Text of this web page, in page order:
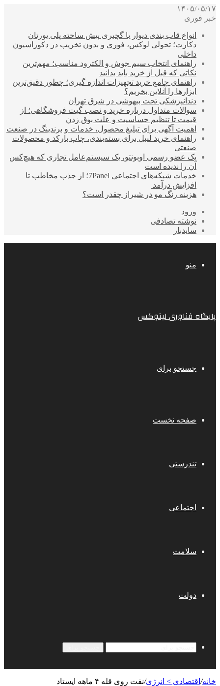
۱۴۰۵/۰۵/۱۷
خبر فوری
انواع قاب بندی دیوار با گچبری پیش ساخته پلی یورتان
دکارت؛ تحولی لوکس، فوری و بدون تخریب در دکوراسیون
داخلی
راهنمای انتخاب سیم جوش و الکترود مناسب؛ مهم‌ترین
نکاتی که قبل از خرید باید بدانید
راهنمای جامع خرید تجهیزات اندازه گیری؛ چطور دقیق‌ترین
ابزارها را آنلاین بخریم؟
دندانپزشکی تحت بیهوشی در شرق تهران
سوالات متداول درباره خرید و نصب گیت فروشگاهی؛ از
قیمت تا تنظیم حساسیت و علت بوق زدن
اهمیت آگهی برای تبلیغ محصول، خدمات و برندینگ در صنعت
راهنمای خرید لیبل برای بسته‌بندی، چاپ بارکد و محصولات
صنعتی
یک عضو رسمی اوبونتو، یک سیستم‌عامل تجاری که هیچ‌کس
آن را ندیده است
خدمات شبکه‌های اجتماعی 7Panel؛ از جذب مخاطب تا
افزایش درآمد
هزینه رنگ مو در شیراز چقدر است؟
ورود
نوشته تصادفی
سایدبار
منو
پایگاه فناوری لینوکس
جستجو برای
صفحه نخست
تندرستی
اجتماعی
سلامت
دولت
خانه/ اقتصادی > انرژی/نفت روی قله ۴ ماهه ایستاد